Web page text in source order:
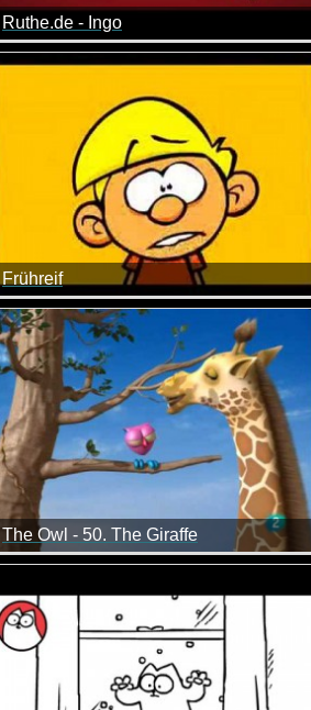
Ruthe.de - Ingo
Kurz und knackig...
eine echt nette und vor allem
Frühreif
ich weiß nicht, ob man seinen besten
so Einiges schief. Sonst wären
The Owl - 50. The Giraffe
So kann es gehen, wenn man